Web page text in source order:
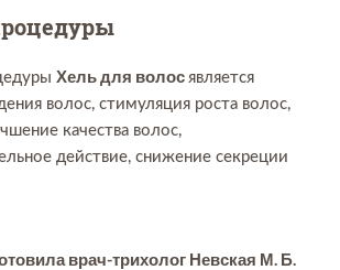
Хель для волос является
волос, стимуляция роста волос,
качества волос,
действие, снижение секреции
врач-трихолог Невская М. Б.